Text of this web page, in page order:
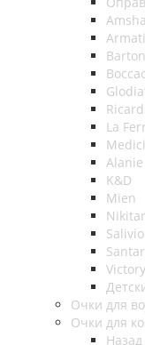
Barton
Ricardi
La
Medici
Alanie
K&D
Mien
Salivio
Victory
Очки для
Очки для
Назад